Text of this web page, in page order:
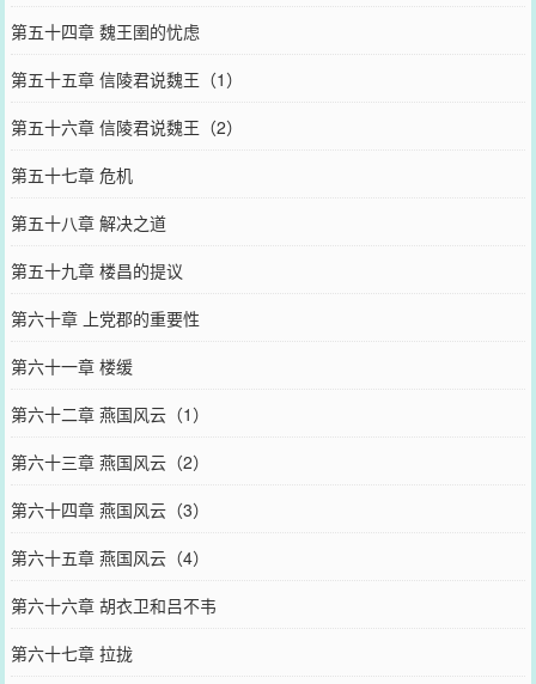
第五十四章 魏王圉的忧虑
第五十五章 信陵君说魏王（1）
第五十六章 信陵君说魏王（2）
第五十七章 危机
第五十八章 解决之道
第五十九章 楼昌的提议
第六十章 上党郡的重要性
第六十一章 楼缓
第六十二章 燕国风云（1）
第六十三章 燕国风云（2）
第六十四章 燕国风云（3）
第六十五章 燕国风云（4）
第六十六章 胡衣卫和吕不韦
第六十七章 拉拢